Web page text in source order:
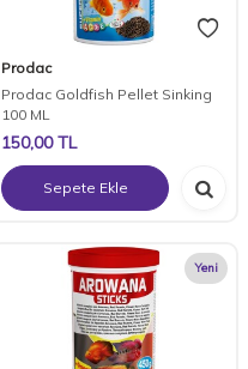
Prodac
Prodac Goldfish Pellet Sinking
100 ML
150,00TL
Sepete Ekle
Yeni